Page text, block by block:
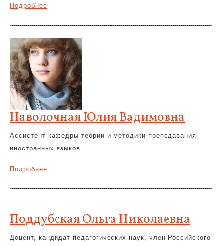
Подробнее
Наволочная Юлия Вадимовна
Ассистент кафедры теории и методики преподавания
иностранных языков.
Подробнее
Поддубская Ольга Николаевна
Доцент, кандидат педагогических наук, член Российского